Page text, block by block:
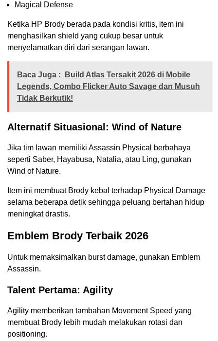
Magical Defense
Ketika HP Brody berada pada kondisi kritis, item ini
menghasilkan shield yang cukup besar untuk
menyelamatkan diri dari serangan lawan.
Baca Juga :
Build Atlas Tersakit 2026 di Mobile
Legends, Combo Flicker Auto Savage dan Musuh
Tidak Berkutik!
Alternatif Situasional: Wind of Nature
Jika tim lawan memiliki Assassin Physical berbahaya
seperti Saber, Hayabusa, Natalia, atau Ling, gunakan
Wind of Nature.
Item ini membuat Brody kebal terhadap Physical Damage
selama beberapa detik sehingga peluang bertahan hidup
meningkat drastis.
Emblem Brody Terbaik 2026
Untuk memaksimalkan burst damage, gunakan Emblem
Assassin.
Talent Pertama: Agility
Agility memberikan tambahan Movement Speed yang
membuat Brody lebih mudah melakukan rotasi dan
positioning.